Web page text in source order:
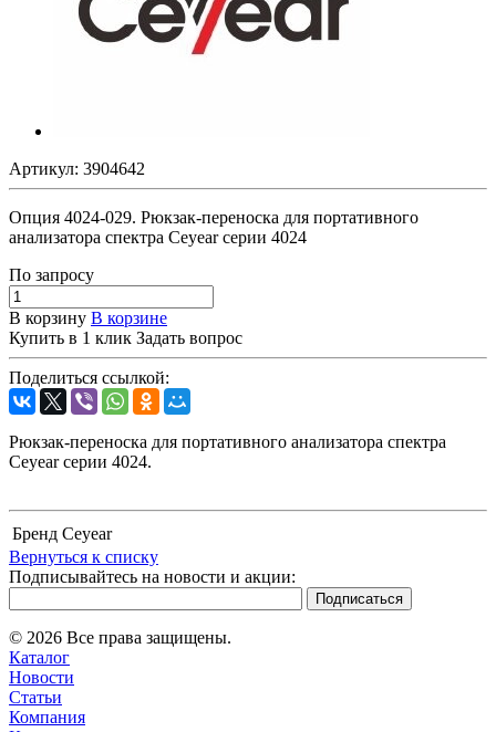
Артикул: 3904642
Опция 4024-029. Рюкзак-переноска для портативного
анализатора спектра Ceyear серии 4024
По запросу
В корзину В корзине
Купить в 1 клик Задать вопрос
Поделиться ссылкой:
Рюкзак-переноска для портативного анализатора спектра
Ceyear серии 4024.
Бренд Ceyear
Вернуться к списку
Подписывайтесь на новости и акции:
© 2026 Все права защищены.
Каталог
Новости
Статьи
Компания